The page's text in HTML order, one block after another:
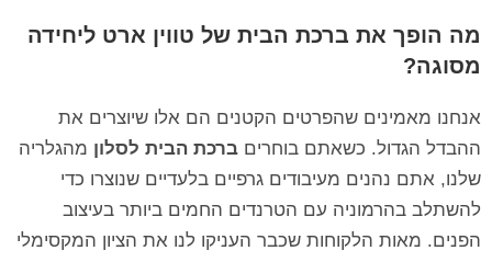
מה הופך את ברכת הבית של טווין ארט ליחידה
מסוגה?
אנחנו מאמינים שהפרטים הקטנים הם אלו שיוצרים את
ההבדל הגדול. כשאתם בוחרים ברכת הבית לסלון מהגלריה
שלנו, אתם נהנים מעיבודים גרפיים בלעדיים שנוצרו כדי
להשתלב בהרמוניה עם הטרנדים החמים ביותר בעיצוב
הפנים. מאות הלקוחות שכבר העניקו לנו את הציון המקסימלי